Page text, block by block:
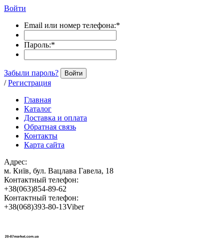
Войти
Email или номер телефона:*
Пароль:*
Забыли пароль? Войти
/ Регистрация
Главная
Каталог
Доставка и оплата
Обратная связь
Контакты
Карта сайта
Адрес:
м. Київ, бул. Вацлава Гавела, 18
Контактный телефон:
+38(063)854-89-62
Контактный телефон:
+38(068)393-80-13Viber